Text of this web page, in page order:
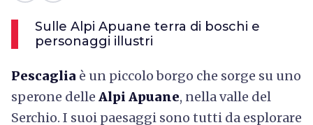
Sulle Alpi Apuane terra di boschi e
personaggi illustri
Pescaglia è un piccolo borgo che sorge su uno
sperone delle Alpi Apuane, nella valle del
Serchio. I suoi paesaggi sono tutti da esplorare